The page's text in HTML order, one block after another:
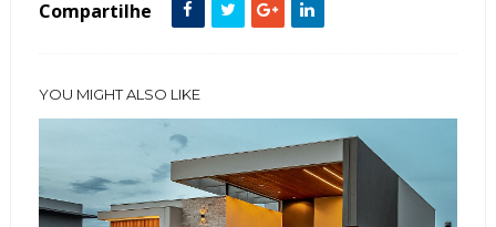
Compartilhe
YOU MIGHT ALSO LIKE